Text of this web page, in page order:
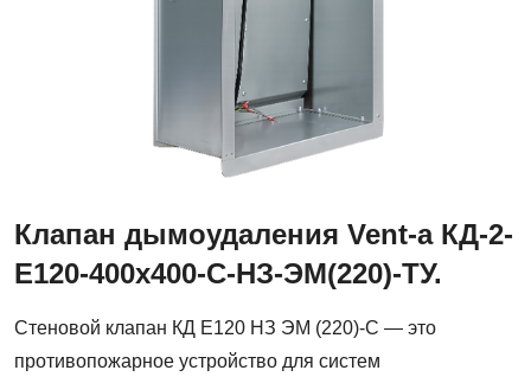
Клапан дымоудаления Vent-a КД-2-
Е120-400x400-С-НЗ-ЭМ(220)-ТУ.
Стеновой клапан КД E120 НЗ ЭМ (220)-C — это
противопожарное устройство для систем